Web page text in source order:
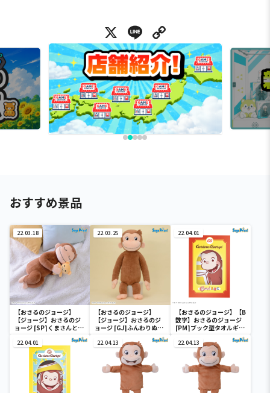
X Line
おすすめ景品
22.03.18
【おさるのジョージ】
【ジョージ】おさるのジ
ョージ [SP]くまさんとす
22.03.25
【おさるのジョージ】
【ジョージ】おさるのジ
ョージ [GJ]ふんわりぬい
22.04.01
【おさるのジョージ】【B
数字】おさるのジョージ
[PM]ブック型タオルギフ
22.04.01 22.04.13 22.04.13